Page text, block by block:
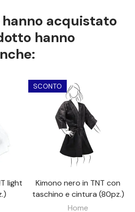
acquistato
hanno
light
SCONTO
Kimono nero in TNT con
taschino e cintura (80pz.)
Home